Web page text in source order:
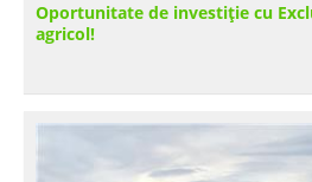
Oportunitate de investiție cu
agricol!